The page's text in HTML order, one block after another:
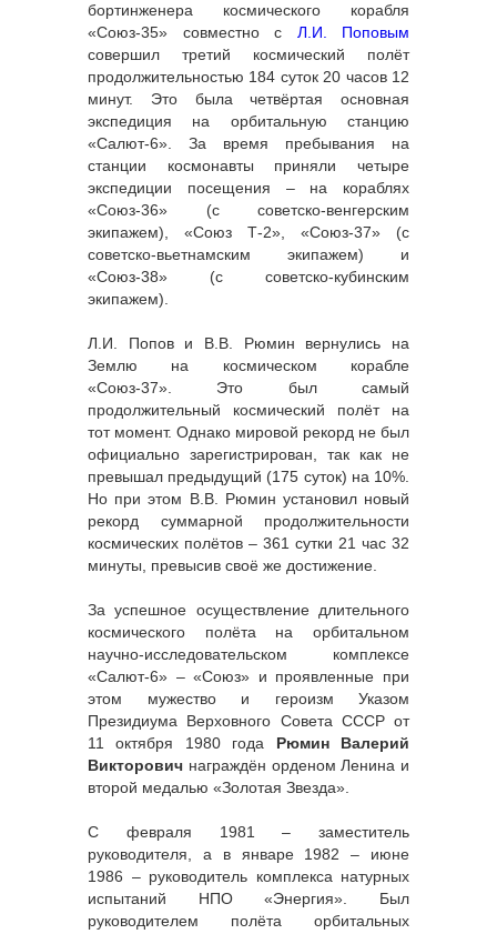
бортинженера космического корабля
«Союз-35» совместно с Л.И. Поповым
совершил третий космический полёт
продолжительностью 184 суток 20 часов 12
минут. Это была четвёртая основная
экспедиция на орбитальную станцию
«Салют-6». За время пребывания на
станции космонавты приняли четыре
экспедиции посещения – на кораблях
«Союз-36» (с советско-венгерским
экипажем), «Союз Т-2», «Союз-37» (с
советско-вьетнамским экипажем) и
«Союз-38» (с советско-кубинским
экипажем).
Л.И. Попов и В.В. Рюмин вернулись на
Землю на космическом корабле
«Союз-37». Это был самый
продолжительный космический полёт на
тот момент. Однако мировой рекорд не был
официально зарегистрирован, так как не
превышал предыдущий (175 суток) на 10%.
Но при этом В.В. Рюмин установил новый
рекорд суммарной продолжительности
космических полётов – 361 сутки 21 час 32
минуты, превысив своё же достижение.
За успешное осуществление длительного
космического полёта на орбитальном
научно-исследовательском комплексе
«Салют-6» – «Союз» и проявленные при
этом мужество и героизм Указом
Президиума Верховного Совета СССР от
11 октября 1980 года Рюмин Валерий
Викторович награждён орденом Ленина и
второй медалью «Золотая Звезда».
С февраля 1981 – заместитель
руководителя, а в январе 1982 – июне
1986 – руководитель комплекса натурных
испытаний НПО «Энергия». Был
руководителем полёта орбитальных